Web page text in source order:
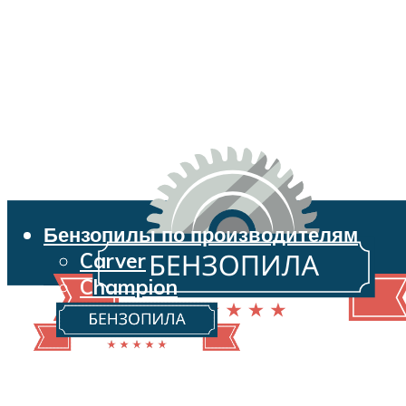
Бензопилы по производителям
Carver
Champion
Echo
Husqvarna